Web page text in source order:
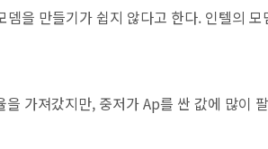
을 만들기가 쉽지 않다고 한다. 인텔의
가져갔지만, 중저가 Ap를 싼 값에 많이